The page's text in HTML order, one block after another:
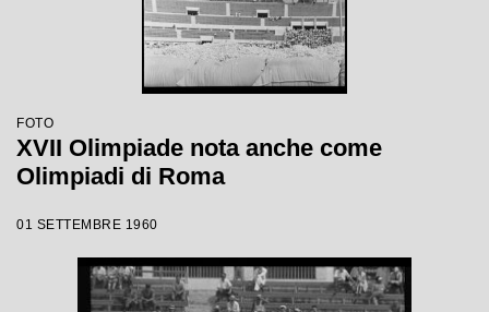
FOTO
XVII Olimpiade nota anche come
Olimpiadi di Roma
01 SETTEMBRE 1960